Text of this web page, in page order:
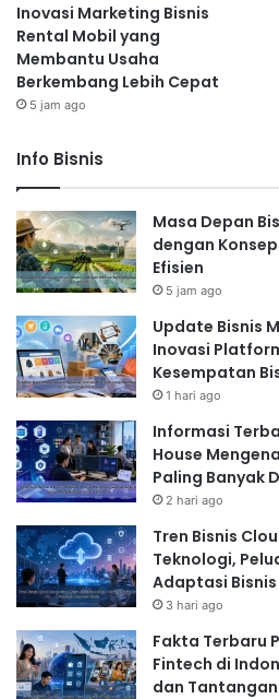
Inovasi Marketing Bisnis
Rental Mobil yang
Membantu Usaha
Berkembang Lebih Cepat
5 jam ago
Info Bisnis
Masa Depan
dengan
Efisien
5 jam ago
Update Bisnis
Inovasi
Kesempatan
1 hari ago
Informasi
House
Paling Banyak
2 hari ago
Tren Bisnis
Teknologi,
Adaptasi Bisnis
3 hari ago
Fakta Terbaru
Fintech di
dan